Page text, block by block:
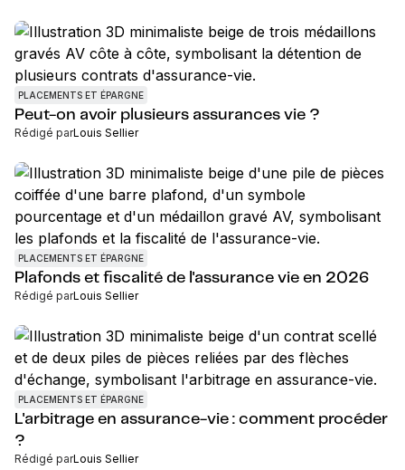
PLACEMENTS ET ÉPARGNE
Peut-on avoir plusieurs assurances vie ?
Rédigé parLouis Sellier
PLACEMENTS ET ÉPARGNE
Plafonds et fiscalité de l'assurance vie en 2026
Rédigé parLouis Sellier
PLACEMENTS ET ÉPARGNE
L'arbitrage en assurance-vie : comment procéder
?
Rédigé parLouis Sellier